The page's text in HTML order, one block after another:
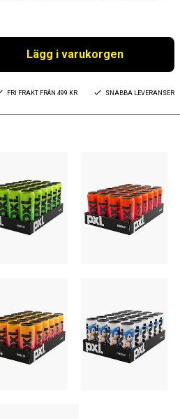
Lägg i varukorgen
FRI FRAKT FRÅN 499 KR SNABBA LEVERANSER